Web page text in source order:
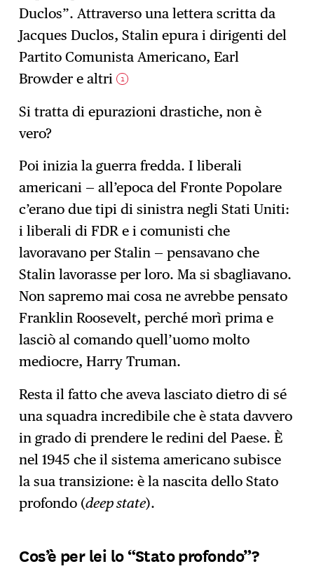
Duclos”. Attraverso una lettera scritta da
Jacques Duclos, Stalin epura i dirigenti del
Partito Comunista Americano, Earl
Browder e altri 1
Si tratta di epurazioni drastiche, non è
vero?
Poi inizia la guerra fredda. I liberali
americani — all’epoca del Fronte Popolare
c’erano due tipi di sinistra negli Stati Uniti:
i liberali di FDR e i comunisti che
lavoravano per Stalin — pensavano che
Stalin lavorasse per loro. Ma si sbagliavano.
Non sapremo mai cosa ne avrebbe pensato
Franklin Roosevelt, perché morì prima e
lasciò al comando quell’uomo molto
mediocre, Harry Truman.
Resta il fatto che aveva lasciato dietro di sé
una squadra incredibile che è stata davvero
in grado di prendere le redini del Paese. È
nel 1945 che il sistema americano subisce
la sua transizione: è la nascita dello Stato
profondo (deep state).
Cos’è per lei lo “Stato profondo”?